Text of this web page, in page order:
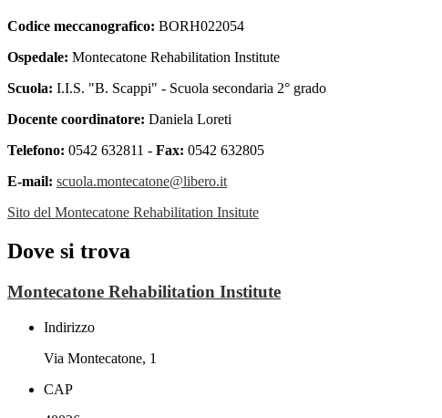
Codice meccanografico: BORH022054
Ospedale: Montecatone Rehabilitation Institute
Scuola: I.I.S. "B. Scappi" - Scuola secondaria 2° grado
Docente coordinatore: Daniela Loreti
Telefono: 0542 632811 - Fax: 0542 632805
E-mail: scuola.montecatone@libero.it
Sito del Montecatone Rehabilitation Insitute
Dove si trova
Montecatone Rehabilitation Institute
Indirizzo
Via Montecatone, 1
CAP